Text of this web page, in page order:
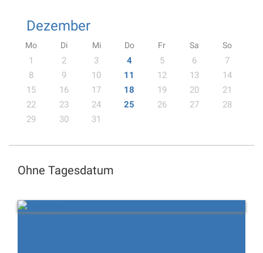
Dezember
Mo Di Mi Do Fr Sa So
1 2 3 4 5 6
7
8
9 10 11 12 13
14
15
16 17 18 19 20
21
22
23 24 25 26 27
28
29
30 31
Ohne Tagesdatum